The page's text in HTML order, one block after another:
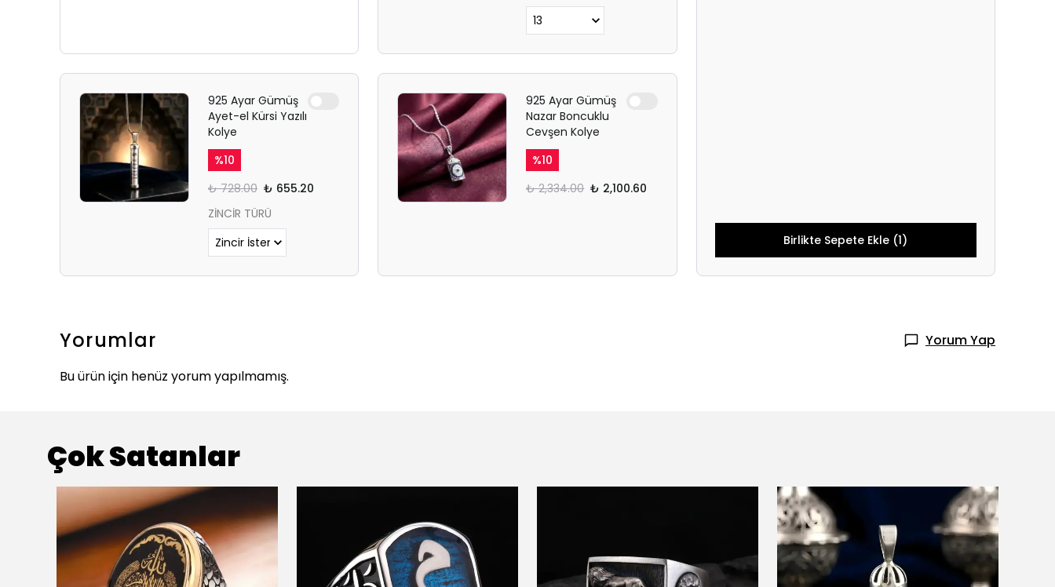
925 Ayar Gümüş
Ayet-el Kürsi Yazılı
Kolye
%10
₺ 728.00 ₺ 655.20
ZİNCİR TÜRÜ
925 Ayar Gümüş
Nazar Boncuklu
Cevşen Kolye
%10
₺ 2,334.00 ₺ 2,100.60
Birlikte Sepete Ekle (1)
Yorumlar
Yorum Yap
Bu ürün için henüz yorum yapılmamış.
Çok Satanlar